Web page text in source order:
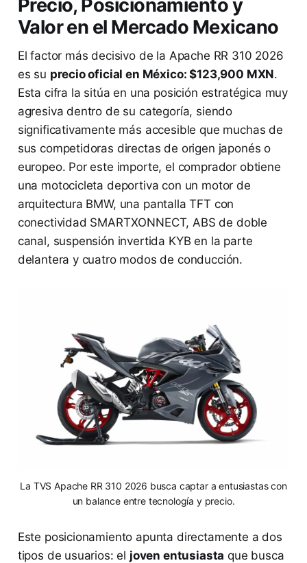
Precio, Posicionamiento y
Valor en el Mercado Mexicano
El factor más decisivo de la Apache RR 310 2026
es su precio oficial en México: $123,900 MXN.
Esta cifra la sitúa en una posición estratégica muy
agresiva dentro de su categoría, siendo
significativamente más accesible que muchas de
sus competidoras directas de origen japonés o
europeo. Por este importe, el comprador obtiene
una motocicleta deportiva con un motor de
arquitectura BMW, una pantalla TFT con
conectividad SMARTXONNECT, ABS de doble
canal, suspensión invertida KYB en la parte
delantera y cuatro modos de conducción.
La TVS Apache RR 310 2026 busca captar a entusiastas con
un balance entre tecnología y precio.
Este posicionamiento apunta directamente a dos
tipos de usuarios: el joven entusiasta que busca